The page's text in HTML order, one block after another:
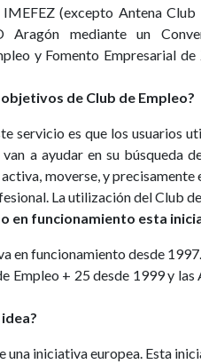
(excepto Antena
Aragón mediante un
y Fomento Empresarial
objetivos de Club de Empleo?
servicio es que los usuarios
a ayudar en su búsqueda
moverse, y
La utilización del Club
en funcionamiento esta
en funcionamiento desde 1997.
Empleo + 25 desde 1999 y
una iniciativa europea. Esta